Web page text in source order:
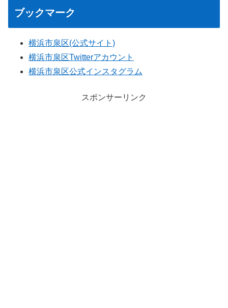
ブックマーク
横浜市泉区(公式サイト)
横浜市泉区Twitterアカウント
横浜市泉区公式インスタグラム
スポンサーリンク